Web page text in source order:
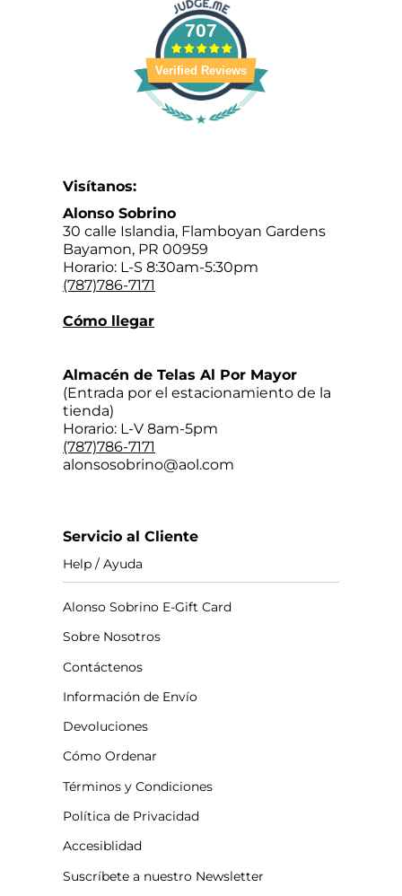
707
Verified Reviews
Visítanos:
Alonso Sobrino
30 calle Islandia, Flamboyan Gardens
Bayamon, PR 00959
Horario: L-S 8:30am-5:30pm
(787)786-7171
Cómo llegar
Almacén de Telas Al Por Mayor
(Entrada por el estacionamiento de la
tienda)
Horario: L-V 8am-5pm
(787)786-7171
alonsosobrino@aol.com
Servicio al Cliente
Help / Ayuda
Alonso Sobrino E-Gift Card
Sobre Nosotros
Contáctenos
Información de Envío
Devoluciones
Cómo Ordenar
Términos y Condiciones
Política de Privacidad
Accesiblidad
Suscríbete a nuestro Newsletter